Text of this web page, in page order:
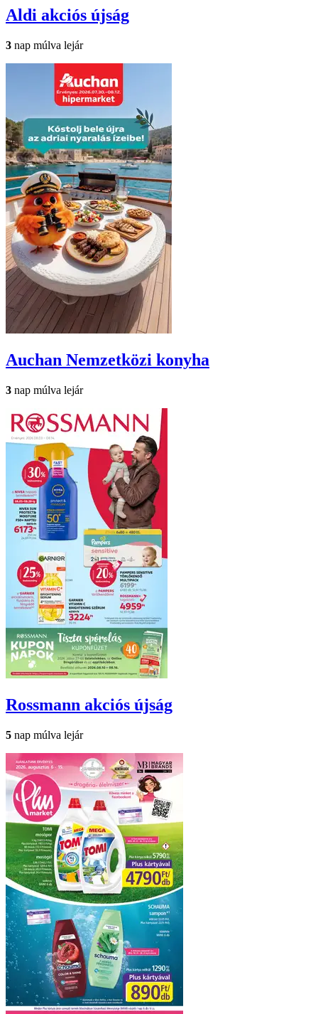
Aldi akciós újság
3 nap múlva lejár
Auchan Nemzetközi konyha
3 nap múlva lejár
Rossmann akciós újság
5 nap múlva lejár